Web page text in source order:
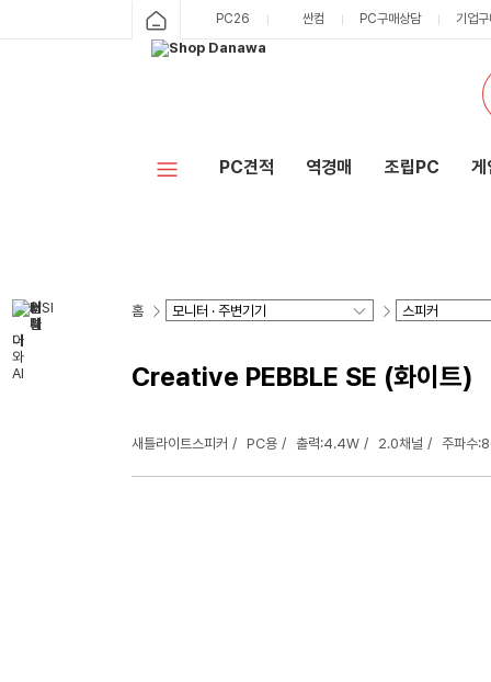
PC26 싼컴 PC구매상담 기업
PC견적 역경매 조립PC 게
홈
Creative PEBBLE SE (화이트)
새틀라이트스피커 PC용 출력:4.4W 2.0채널 주파수